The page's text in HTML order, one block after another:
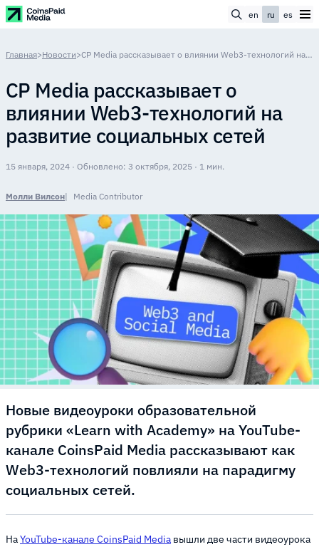
en ru es
Главная>Новости> CP Media рассказывает о влиянии Web3-технологий на развитие социальных сетей
CP Media рассказывает о
влиянии Web3-технологий на
развитие социальных сетей
15 января, 2024 · Обновлено: 3 октября, 2025 · 1 мин.
Молли Вилсон Media Contributor
Новые видеоуроки образовательной
рубрики «Learn with Academy» на YouTube-
канале CoinsPaid Media рассказывают как
Web3-технологий повлияли на парадигму
социальных сетей.
НаYouTube-канале CoinsPaid Media вышли две части видеоурока